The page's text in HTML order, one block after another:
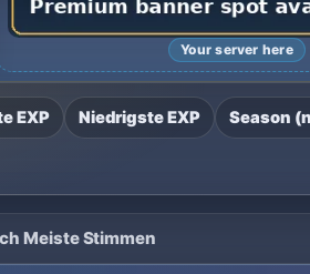
Your server here
EXP Niedrigste EXP Season
Meiste Stimmen